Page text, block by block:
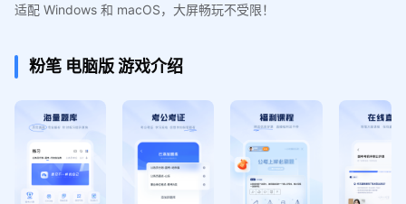
适配 Windows 和 macOS，大屏畅玩不受限！
粉笔 电脑版游戏介绍